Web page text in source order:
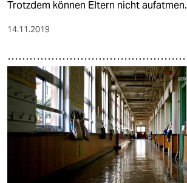
Trotzdem können Eltern nicht aufatmen.
14.11.2019